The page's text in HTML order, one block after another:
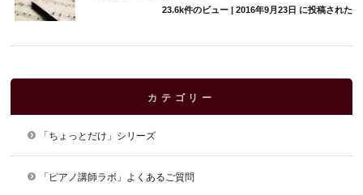
23.6k件のビュー| 2016年9月23日 に投稿された
カテゴリー
「ちょっとだけ」シリーズ
「ピアノ講師ラボ」よくあるご質問